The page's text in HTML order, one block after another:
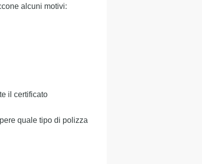
alcuni motivi:
il certificato
quale tipo di polizza